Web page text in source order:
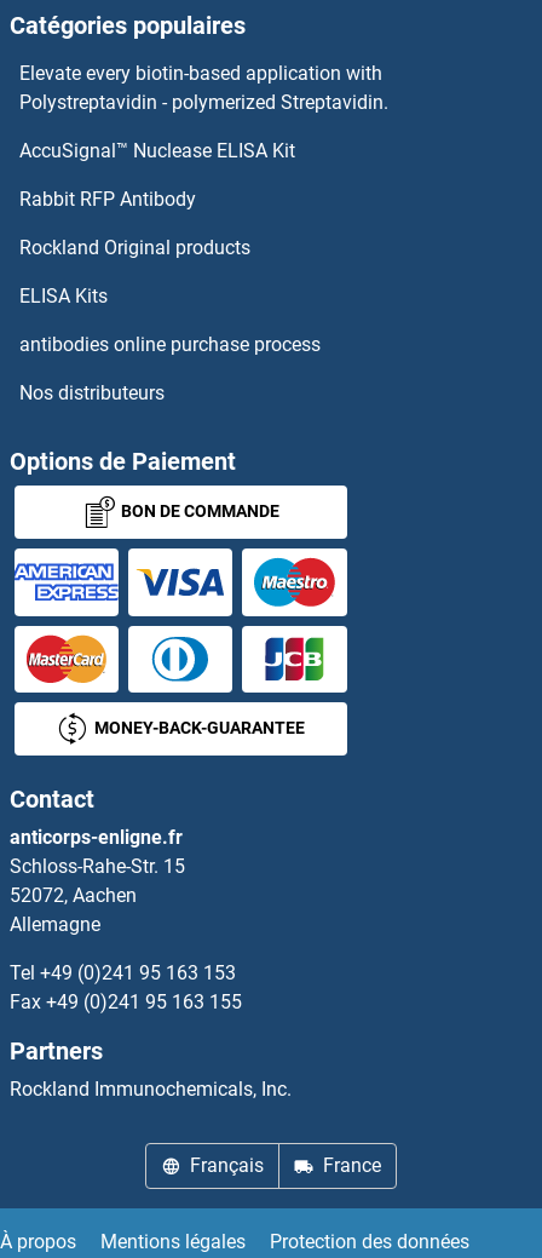
KAT2B Anticorps
KCNC2 Anticorps
KCNC3 Anticorps
KCND1 Anticorps
KCND2 Anticorps
KCND3 Anticorps
KCNE1 Anticorps
KCNE2 Anticorps
Kcne3 Anticorps
KCNE4 Anticorps
Kcng2 Anticorps
KCNG3 Anticorps
KCNG4 Anticorps
KCNH3 Anticorps
KCNH4 Anticorps
Catégories populaires
Elevate every biotin-based application with
Polystreptavidin - polymerized Streptavidin.
AccuSignal™ Nuclease ELISA Kit
Rabbit RFP Antibody
Rockland Original products
ELISA Kits
antibodies online purchase process
Nos distributeurs
Options de Paiement
BON DE COMMANDE
MONEY-BACK-GUARANTEE
Contact
anticorps-enligne.fr
Schloss-Rahe-Str. 15
52072, Aachen
Allemagne
Tel +49 (0)241 95 163 153
Fax +49 (0)241 95 163 155
Partners
Rockland Immunochemicals, Inc.
Français France
À propos Mentions légales Protection des données